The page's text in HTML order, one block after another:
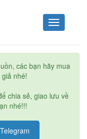
Toggle
navigation
các bạn hãy mua
nhé!
chia sẻ, giao lưu về
nhé!!!